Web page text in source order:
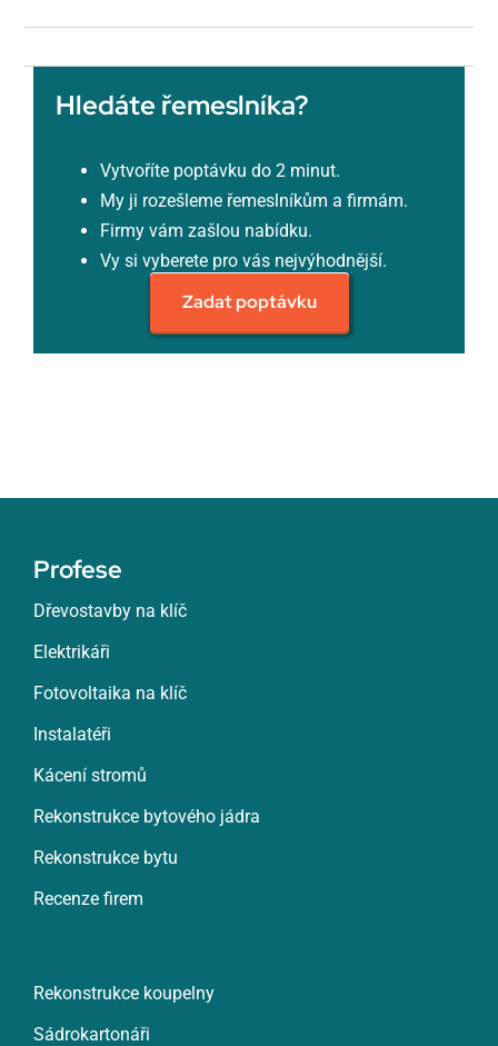
Hledáte řemeslníka?
Vytvoříte poptávku do 2 minut.
My ji rozešleme řemeslníkům a firmám.
Firmy vám zašlou nabídku.
Vy si vyberete pro vás nejvýhodnější.
Zadat poptávku
Profese
Dřevostavby na klíč
Elektrikáři
Fotovoltaika na klíč
Instalatéři
Kácení stromů
Rekonstrukce bytového jádra
Rekonstrukce bytu
Recenze firem
Rekonstrukce koupelny
Sádrokartonáři